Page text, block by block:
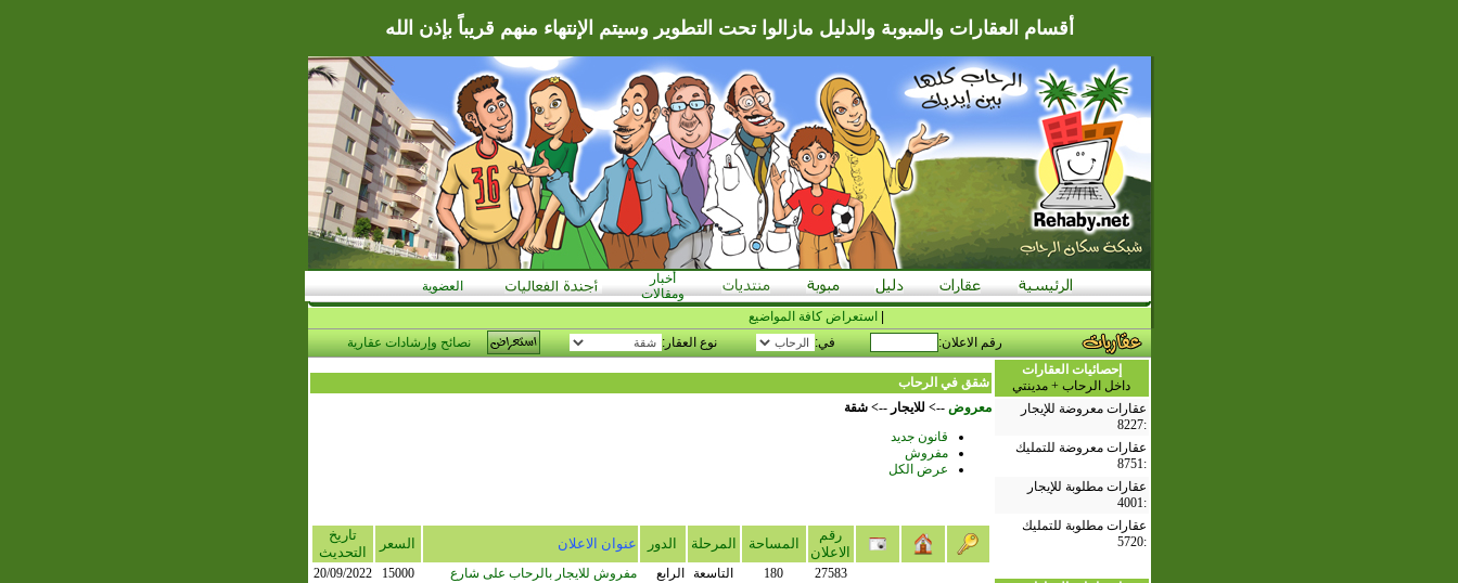
أقسام العقارات والمبوبة والدليل مازالوا تحت التطوير وسيتم الإنتهاء منهم قريباً بإذن الله
أخبار
ومقالات
العضوية
استعراض كافة المواضيع
نصائح وإرشادات عقارية
نوع العقار: في:
رقم الاعلان:
إحصائيات العقارات
داخل الرحاب + مدينتي
عقارات معروضة للإيجار
:
8227
عقارات معروضة للتمليك
:
8751
عقارات مطلوبة للإيجار
:
4001
عقارات مطلوبة للتمليك
:
5720
شقق في الرحاب
معروض --> للايجار --> شقة
قانون جديد
مفروش
عرض الكل
رقم
الاعلان
المساحة المرحلة الدور عنوان الاعلان السعر
تاريخ
التحديث
27583
180 التاسعة الرابع مفروش للايجار بالرحاب على شارع 15000
20/09/2022